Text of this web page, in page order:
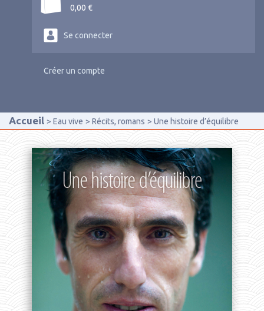
0,00 €
Se connecter
Créer un compte
Accueil Eau vive Récits, romans Une histoire d’équilibre